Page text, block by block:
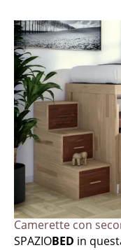
Camerette con
SPAZIOBED in